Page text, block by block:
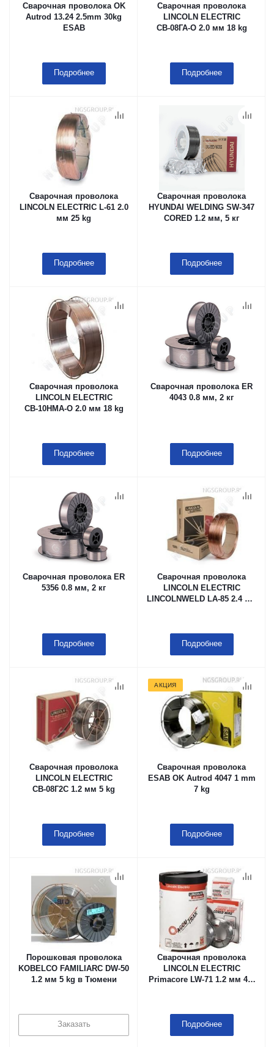
Сварочная проволока OK
Autrod 13.24 2.5mm 30kg
ESAB
Подробнее
Сварочная проволока
LINCOLN ELECTRIC
СВ-08ГА-О 2.0 мм 18 kg
Подробнее
Сварочная проволока
LINCOLN ELECTRIC L-61 2.0
мм 25 kg
Подробнее
Сварочная проволока
HYUNDAI WELDING SW-347
CORED 1.2 мм, 5 кг
Подробнее
Сварочная проволока
LINCOLN ELECTRIC
СВ-10НМА-О 2.0 мм 18 kg
Подробнее
Сварочная проволока ER
4043 0.8 мм, 2 кг
Подробнее
Сварочная проволока ER
5356 0.8 мм, 2 кг
Подробнее
Сварочная проволока
LINCOLN ELECTRIC
LINCOLNWELD LA-85 2.4 мм
Подробнее
Сварочная проволока
LINCOLN ELECTRIC
СВ-08Г2С 1.2 мм 5 kg
Подробнее
АКЦИЯ
Сварочная проволока
ESAB OK Autrod 4047 1 mm
7 kg
Подробнее
Порошковая проволока
KOBELCO FAMILIARC DW-50
1.2 мм 5 kg в Тюмени
Заказать
Сварочная проволока
LINCOLN ELECTRIC
Primacore LW-71 1.2 мм 4.5
Подробнее